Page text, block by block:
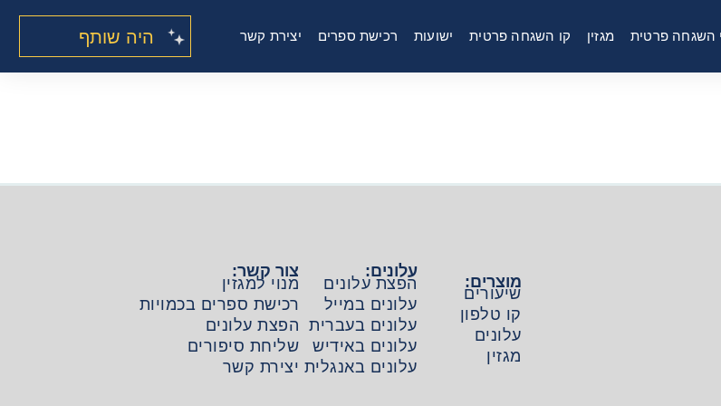
השגחה פרטית מגזין קו השגחה פרטית ישועות רכישת ספרים יצירת קשר היה שותף
מוצרים:
שיעורים
קו טלפון
עלונים
מגזין
עלונים:
הפצת עלונים
עלונים במייל
עלונים בעברית
עלונים באידיש
עלונים באנגלית
צור קשר:
מנוי למגזין
רכישת ספרים בכמויות
הפצת עלונים
שליחת סיפורים
יצירת קשר